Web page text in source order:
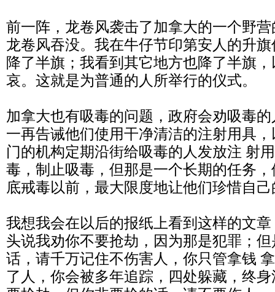
前一阵，龙卷风袭击了加拿大的一个野
龙卷风吞没。我在牛仔节印第安人的升
降了半旗；我看到其它地方也降了半旗
哀。这就是为普通的人所举行的仪式。
加拿大也有吸毒的问题，政府会劝吸毒
一再告诫他们使用干净清洁的注射用具
门的机构定期沿街给吸毒的人发放注 射
毒，制止吸毒，但那是一个长期的任务
底戒毒以前，最大限度地让他们珍惜自
我想我会在以后的报纸上看到这样的文
头说我劝你不要抢劫，因为那是犯罪；
话，请千万记住不伤害人，你只管拿钱
了人，你会被多年追踪，四处躲藏，终